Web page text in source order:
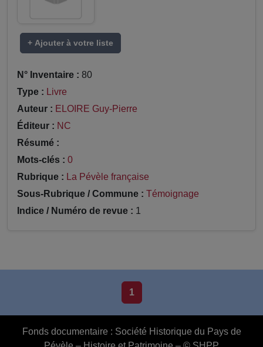
+ Ajouter à votre liste
N° Inventaire : 80
Type : Livre
Auteur : ELOIRE Guy-Pierre
Éditeur : NC
Résumé :
Mots-clés : 0
Rubrique : La Pévèle française
Sous-Rubrique / Commune : Témoignage
Indice / Numéro de revue : 1
1
Fonds documentaire : Société Historique du Pays de